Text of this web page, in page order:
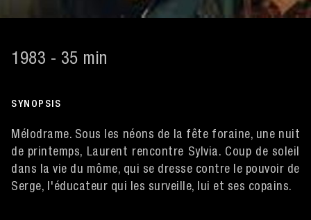
1983 - 35 min
SYNOPSIS
Mélodrame. Sous les néons de la fête foraine, une nuit
de printemps, Laurent rencontre Sylvia. Coup de soleil
dans la vie du môme, qui se dresse contre le pouvoir de
Serge, l'éducateur qui les surveille, lui et ses copains.